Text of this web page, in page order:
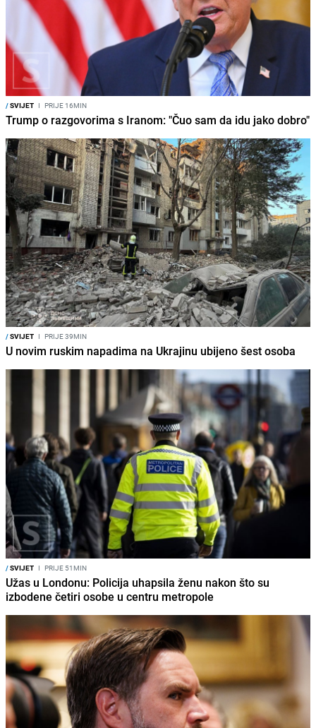
/SVIJET I PRIJE 16MIN
Trump o razgovorima s Iranom: "Čuo sam da idu jako dobro"
/SVIJET I PRIJE 39MIN
U novim ruskim napadima na Ukrajinu ubijeno šest osoba
/SVIJET I PRIJE 51MIN
Užas u Londonu: Policija uhapsila ženu nakon što su
izbodene četiri osobe u centru metropole